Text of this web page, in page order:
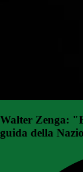
Walter Zenga:
guida della